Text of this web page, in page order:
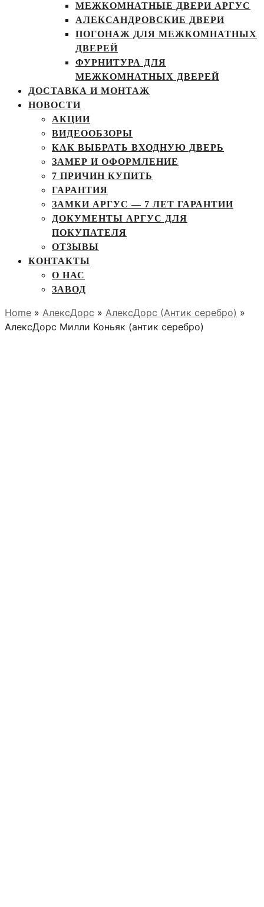
МЕЖКОМНАТНЫЕ ДВЕРИ АРГУС
АЛЕКСАНДРОВСКИЕ ДВЕРИ
ПОГОНАЖ ДЛЯ МЕЖКОМНАТНЫХ
ДВЕРЕЙ
ФУРНИТУРА ДЛЯ
МЕЖКОМНАТНЫХ ДВЕРЕЙ
ДОСТАВКА И МОНТАЖ
НОВОСТИ
АКЦИИ
ВИДЕООБЗОРЫ
КАК ВЫБРАТЬ ВХОДНУЮ ДВЕРЬ
ЗАМЕР И ОФОРМЛЕНИЕ
7 ПРИЧИН КУПИТЬ
ГАРАНТИЯ
ЗАМКИ АРГУС — 7 ЛЕТ ГАРАНТИИ
ДОКУМЕНТЫ АРГУС ДЛЯ
ПОКУПАТЕЛЯ
ОТЗЫВЫ
КОНТАКТЫ
О НАС
ЗАВОД
Home » АлексДорс » АлексДорс (Антик серебро) »
АлексДорс Милли Коньяк (антик серебро)